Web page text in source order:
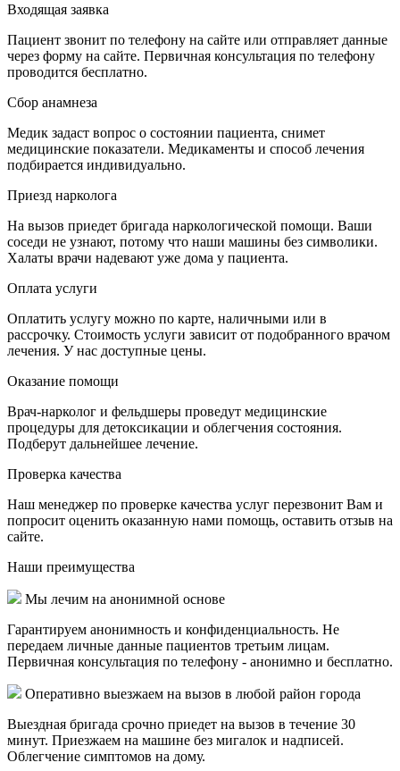
Входящая заявка
Пациент звонит по телефону на сайте или отправляет данные
через форму на сайте. Первичная консультация по телефону
проводится бесплатно.
Сбор анамнеза
Медик задаст вопрос о состоянии пациента, снимет
медицинские показатели. Медикаменты и способ лечения
подбирается индивидуально.
Приезд нарколога
На вызов приедет бригада наркологической помощи. Ваши
соседи не узнают, потому что наши машины без символики.
Халаты врачи надевают уже дома у пациента.
Оплата услуги
Оплатить услугу можно по карте, наличными или в
рассрочку. Стоимость услуги зависит от подобранного врачом
лечения. У нас доступные цены.
Оказание помощи
Врач-нарколог и фельдшеры проведут медицинские
процедуры для детоксикации и облегчения состояния.
Подберут дальнейшее лечение.
Проверка качества
Наш менеджер по проверке качества услуг перезвонит Вам и
попросит оценить оказанную нами помощь, оставить отзыв на
сайте.
Наши преимущества
Мы лечим на анонимной основе
Гарантируем анонимность и конфиденциальность. Не
передаем личные данные пациентов третьим лицам.
Первичная консультация по телефону - анонимно и бесплатно.
Оперативно выезжаем на вызов в любой район города
Выездная бригада срочно приедет на вызов в течение 30
минут. Приезжаем на машине без мигалок и надписей.
Облегчение симптомов на дому.